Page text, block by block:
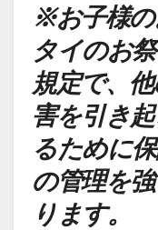
※お子様
タイのお
規定で、
害を引き
るために
の管理を
ります。